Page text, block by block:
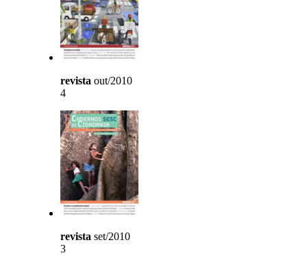
revista out/2010
4
revista set/2010
3